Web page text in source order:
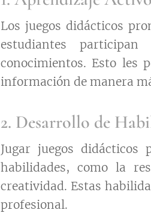
Los juegos didácticos
estudiantes
conocimientos. Esto les
información de manera
2. Desarrollo de
Jugar juegos
habilidades, como la
creatividad. Estas
profesional.